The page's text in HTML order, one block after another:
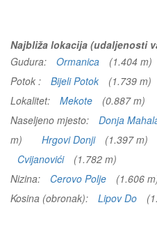
Najbliža lokacija (udaljenosti
Gudura:
Ormanica
(1.404 m)
Potok :
Bijeli Potok
(1.739 m)
Lokalitet:
Mekote
(0.887 m)
Naseljeno mjesto:
Donja
m)
Hrgovi Donji (1.397 m)
Cvijanovići
(1.782 m)
Nizina:
Cerovo Polje
(1.606
Kosina (obronak):
Lipov Do